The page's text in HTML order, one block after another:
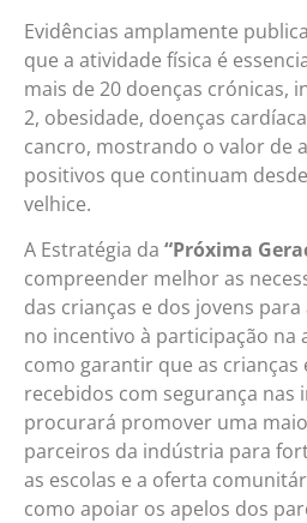
Evidências amplamente
que a atividade física é
mais de 20 doenças crónicas,
2, obesidade, doenças
cancro, mostrando o valor de
positivos que continuam
velhice.
A Estratégia da “Próxima
compreender melhor as
das crianças e dos jovens
no incentivo à participação na
como garantir que as crianças
recebidos com segurança nas
procurará promover uma
parceiros da indústria para
as escolas e a oferta
como apoiar os apelos dos